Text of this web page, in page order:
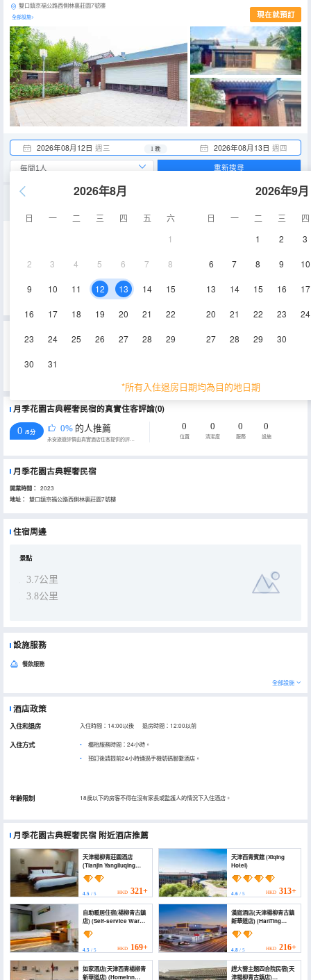
雙口鎮京福公路西側林裏莊園7號樓
全部設施> 現在就預訂
2026年08月12日 週三 2026年08月13日 週四
1 晚
2026年8月
日 一 二 三 四 五
六
1
2 3 4 5 6 7 8
9 10 11 12 13 14 15
16 17 18 19 20 21 22
23 24 25 26 27 28 29
30 31
2026年9月
日 一 二 三
四
1
2 3
6 7 8 9 10
13 14 15 16 17
20 21 22 23 24
27 28 29 30
*所有入住退房日期均為目的地日期
重新搜尋
重要資訊
月季花園古典輕奢民宿的真實住客評論(0)
0 /5分 0% 的人推薦
永安旅遊評價由真實酒店住客提供的評價。
0
位置
0
清潔度
0
服務
0
設施
月季花園古典輕奢民宿
開業時間： 2023
地址： 雙口鎮京福公路西側林裏莊園7號樓
住宿周邊
景點
3.7公里
3.8公里
設施服務
餐飲服務
全部設施
酒店政策
入住和退房 入住時間：14:00以後 退房時間：12:00以前
入住方式
櫃枱服務時間：24小時。
預訂後請提前24小時通過手機號碼聯繫酒店。
年齡限制 18歲以下的房客不得在沒有家長或監護人的情況下入住酒店。
月季花園古典輕奢民宿 附近酒店推薦
天津楊柳青莊園酒店
(Tianjin Yangliuqing
Manor Hotel)
4.5 / 5 HKD 321+
天津西青賓館 (Xiqing
Hotel)
4.6/ 5 HKD 313+
自助暖居住宿(楊柳青古鎮
店) (Self-service Warm
Home Accommodation
(Yangliuqing Ancient
4.5 / 5 HKD 169+
漢庭酒店(天津楊柳青古鎮
新華道店) (HanTing
Hotel (Tianjin
Yangliuqing Ancient
Town Xinhua Road))
4.8/ 5 HKD 216+
如家酒店(天津西青楊柳青
新華道店) (Homeinn
趕大營主題四合院民宿(天
津楊柳青古鎮店)